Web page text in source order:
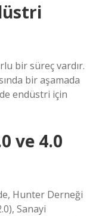
bir süreç vardır.
bir aşamada
endüstri için
ve 4.0
Hunter Derneği
Sanayi